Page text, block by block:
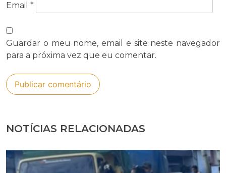
Email *
Guardar o meu nome, email e site neste navegador
para a próxima vez que eu comentar.
NOTÍCIAS RELACIONADAS